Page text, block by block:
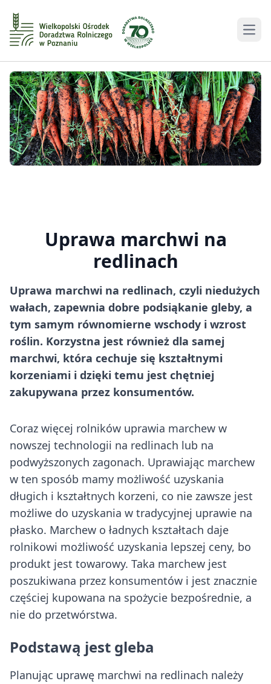
Uprawa marchwi na
redlinach
Uprawa marchwi na redlinach, czyli niedużych
wałach, zapewnia dobre podsiąkanie gleby, a
tym samym równomierne wschody i wzrost
roślin. Korzystna jest również dla samej
marchwi, która cechuje się kształtnymi
korzeniami i dzięki temu jest chętniej
zakupywana przez konsumentów.
Coraz więcej rolników uprawia marchew w
nowszej technologii na redlinach lub na
podwyższonych zagonach. Uprawiając marchew
w ten sposób mamy możliwość uzyskania
długich i kształtnych korzeni, co nie zawsze jest
możliwe do uzyskania w tradycyjnej uprawie na
płasko. Marchew o ładnych kształtach daje
rolnikowi możliwość uzyskania lepszej ceny, bo
produkt jest towarowy. Taka marchew jest
poszukiwana przez konsumentów i jest znacznie
częściej kupowana na spożycie bezpośrednie, a
nie do przetwórstwa.
Podstawą jest gleba
Planując uprawę marchwi na redlinach należy